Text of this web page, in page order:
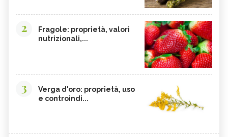
2
Fragole: proprietà, valori
nutrizionali,...
3
Verga d'oro: proprietà, uso
e controindi...